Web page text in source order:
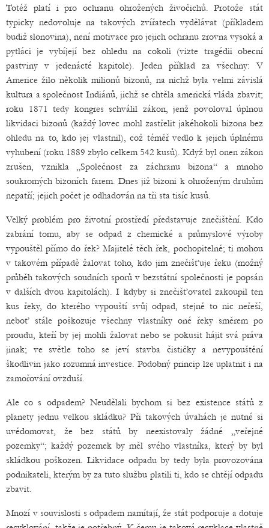
Totéž platí i pro ochranu ohrožených živočichů. Protože stát
typicky nedovoluje na takových zvířatech vydělávat (příkladem
budiž slonovina), není motivace pro jejich ochranu zrovna vysoká a
pytláci je vybíjejí bez ohledu na cokoli (vizte tragédii obecní
pastviny v jedenácté kapitole). Jeden příklad za všechny: V
Americe žilo několik milionů bizonů, na nichž byla velmi závislá
kultura a společnost Indiánů, jichž se chtěla americká vláda zbavit;
roku 1871 tedy kongres schválil zákon, jenž povoloval úplnou
likvidaci bizonů (každý lovec mohl zastřelit jakéhokoli bizona bez
ohledu na to, kdo jej vlastnil), což téměř vedlo k jejich úplnému
vyhubení (roku 1889 zbylo celkem 542 kusů). Když byl onen zákon
zrušen, vznikla „Společnost za záchranu bizona“ a mnoho
soukromých bizoních farem. Dnes již bizoni k ohroženým druhům
nepatří; jejich počet je odhadován na tři sta tisíc kusů.
Velký problém pro životní prostředí představuje znečištění. Kdo
zabrání tomu, aby se odpad z chemické a průmyslové výroby
vypouštěl přímo do řek? Majitelé těch řek, pochopitelně; ti mohou
v takovém případě žalovat toho, kdo jim znečišťuje řeku (možný
průběh takových soudních sporů v bezstátní společnosti je popsán
v dalších dvou kapitolách). I kdyby si znečišťovatel zakoupil ten
kus řeky, do kterého vypouští svůj odpad, stejně to nic neřeší,
neboť stále poškozuje všechny vlastníky oné řeky směrem po
proudu, kteří by jej mohli žalovat nebo se pokusit hájit svá práva
jinak; ve světle toho se jeví stavba čističky a nevypouštění
škodlivin jako rozumná investice. Podobný princip lze uplatnit i na
zamořování ovzduší.
Ale co s odpadem? Neudělali bychom si bez existence států z
planety jednu velkou skládku? Při takových úvahách je nutné si
uvědomovat, že bez států by neexistovaly žádné „veřejné
pozemky“; každý pozemek by měl svého vlastníka, který by byl
skládkou poškozen. Likvidace odpadu by tedy byla provozována
podnikateli, kterým by za tuto službu platili ti, kdo se chtějí odpadu
zbavit.
Mnozí v souvislosti s odpadem namítají, že stát podporuje a dotuje